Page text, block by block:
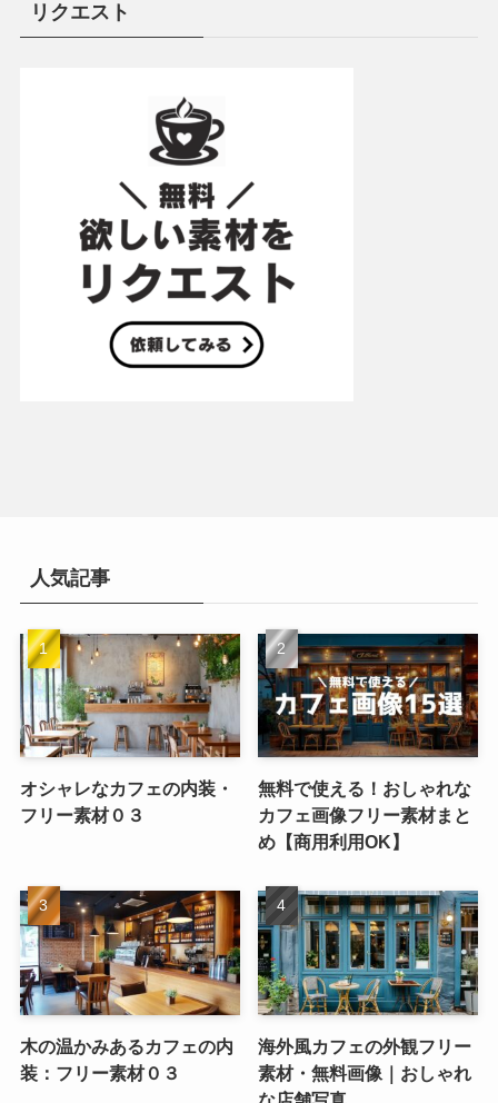
リクエスト
人気記事
オシャレなカフェの内装・
フリー素材０３
無料で使える！おしゃれな
カフェ画像フリー素材まと
め【商用利用OK】
木の温かみあるカフェの内
装：フリー素材０３
海外風カフェの外観フリー
素材・無料画像｜おしゃれ